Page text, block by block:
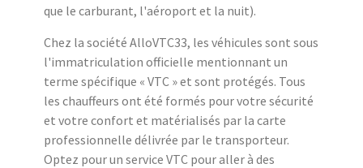
que le carburant, l'aéroport et la nuit).
Chez la société AlloVTC33, les véhicules sont sous
l'immatriculation officielle mentionnant un
terme spécifique « VTC » et sont protégés. Tous
les chauffeurs ont été formés pour votre sécurité
et votre confort et matérialisés par la carte
professionnelle délivrée par le transporteur.
Optez pour un service VTC pour aller à des